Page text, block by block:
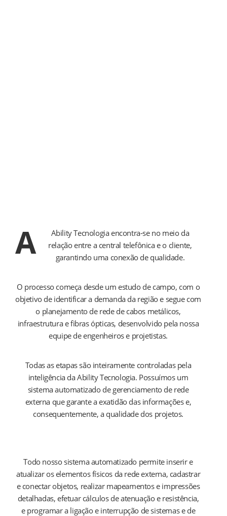
A
Ability Tecnologia encontra-se no meio da
relação entre a central telefônica e o cliente,
garantindo uma conexão de qualidade.
O processo começa desde um estudo de campo, com o
objetivo de identificar a demanda da região e segue com
o planejamento de rede de cabos metálicos,
infraestrutura e fibras ópticas, desenvolvido pela nossa
equipe de engenheiros e projetistas.
Todas as etapas são inteiramente controladas pela
inteligência da Ability Tecnologia. Possuímos um
sistema automatizado de gerenciamento de rede
externa que garante a exatidão das informações e,
consequentemente, a qualidade dos projetos.
Todo nosso sistema automatizado permite inserir e
atualizar os elementos físicos da rede externa, cadastrar
e conectar objetos, realizar mapeamentos e impressões
detalhadas, efetuar cálculos de atenuação e resistência,
e programar a ligação e interrupção de sistemas e de